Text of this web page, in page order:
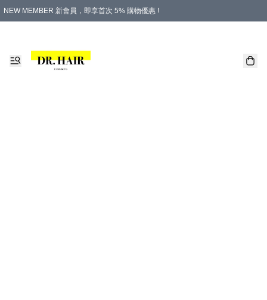
NEW MEMBER 新會員，即享首次 5% 購物優惠 !